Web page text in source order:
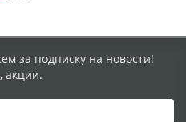
за подписку на новости!
акции.